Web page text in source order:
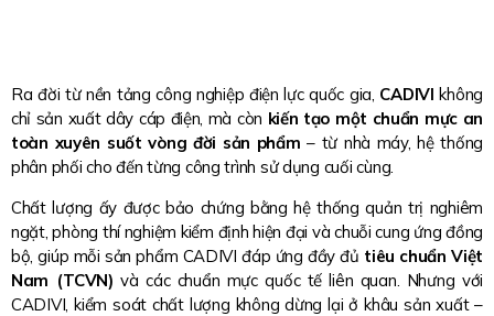
Ra đời từ nền tảng công nghiệp điện lực quốc gia, CADIVI không
chỉ sản xuất dây cáp điện, mà còn kiến tạo một chuẩn mực an
toàn xuyên suốt vòng đời sản phẩm – từ nhà máy, hệ thống
phân phối cho đến từng công trình sử dụng cuối cùng.
Chất lượng ấy được bảo chứng bằng hệ thống quản trị nghiêm
ngặt, phòng thí nghiệm kiểm định hiện đại và chuỗi cung ứng đồng
bộ, giúp mỗi sản phẩm CADIVI đáp ứng đầy đủ tiêu chuẩn Việt
Nam (TCVN) và các chuẩn mực quốc tế liên quan. Nhưng với
CADIVI, kiểm soát chất lượng không dừng lại ở khâu sản xuất –